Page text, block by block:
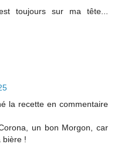
toujours sur ma tête...
la recette en commentaire
un bon Morgon, car
bière !